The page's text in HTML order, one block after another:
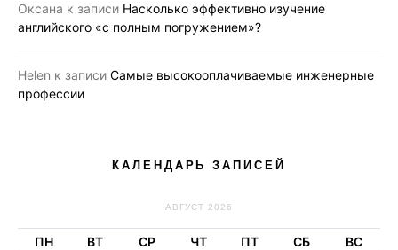
Оксана к записи Насколько эффективно изучение
английского «с полным погружением»?
Helen к записи Самые высокооплачиваемые инженерные
профессии
КАЛЕНДАРЬ ЗАПИСЕЙ
АВГУСТ 2026
ПН ВТ СР ЧТ ПТ СБ ВС